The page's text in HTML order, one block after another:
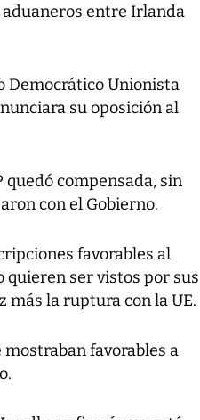
entre Irlanda
Democrático Unionista
su oposición al
compensada, sin
con el Gobierno.
favorables al
quieren ser vistos por sus
más la ruptura con la UE.
favorables a